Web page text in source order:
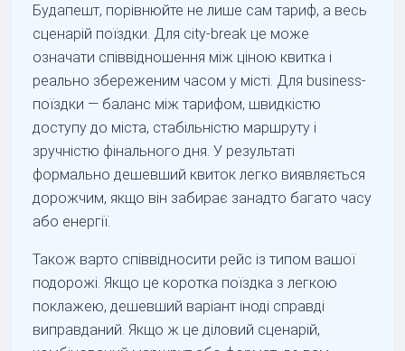
Будапешт, порівнюйте не лише сам тариф, а весь
сценарій поїздки. Для city-break це може
означати співвідношення між ціною квитка і
реально збереженим часом у місті. Для business-
поїздки — баланс між тарифом, швидкістю
доступу до міста, стабільністю маршруту і
зручністю фінального дня. У результаті
формально дешевший квиток легко виявляється
дорожчим, якщо він забирає занадто багато часу
або енергії.
Також варто співвідносити рейс із типом вашої
подорожі. Якщо це коротка поїздка з легкою
поклажею, дешевший варіант іноді справді
виправданий. Якщо ж це діловий сценарій,